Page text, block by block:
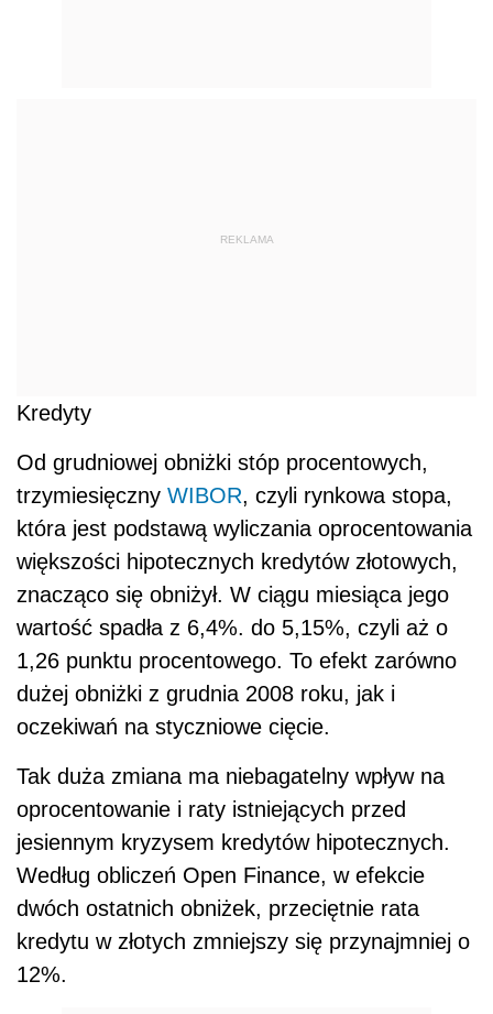
REKLAMA
Kredyty
Od grudniowej obniżki stóp procentowych,
trzymiesięczny WIBOR, czyli rynkowa stopa,
która jest podstawą wyliczania oprocentowania
większości hipotecznych kredytów złotowych,
znacząco się obniżył. W ciągu miesiąca jego
wartość spadła z 6,4%. do 5,15%, czyli aż o
1,26 punktu procentowego. To efekt zarówno
dużej obniżki z grudnia 2008 roku, jak i
oczekiwań na styczniowe cięcie.
Tak duża zmiana ma niebagatelny wpływ na
oprocentowanie i raty istniejących przed
jesiennym kryzysem kredytów hipotecznych.
Według obliczeń Open Finance, w efekcie
dwóch ostatnich obniżek, przeciętnie rata
kredytu w złotych zmniejszy się przynajmniej o
12%.